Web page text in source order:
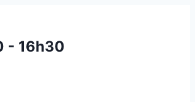
- 16h30